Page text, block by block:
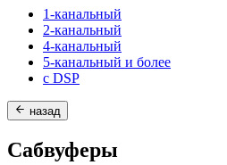
1-канальный
2-канальный
4-канальный
5-канальный и более
с DSP
назад
Сабвуферы